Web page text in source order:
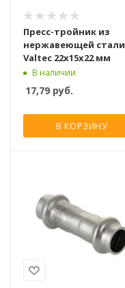
Пресс-тройник из
нержавеющей стали
Valtec 22x15x22 мм
В наличии
17,79 руб.
В КОРЗИНУ